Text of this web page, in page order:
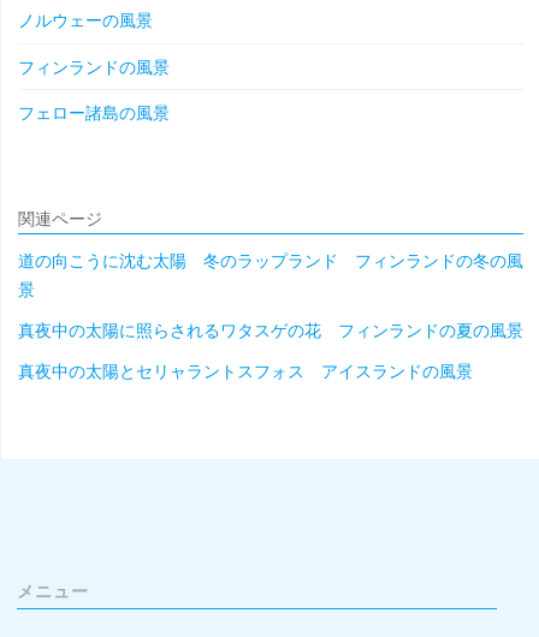
ノルウェーの風景
フィンランドの風景
フェロー諸島の風景
関連ページ
道の向こうに沈む太陽 冬のラップランド フィンランドの冬の風
景
真夜中の太陽に照らされるワタスゲの花 フィンランドの夏の風景
真夜中の太陽とセリャラントスフォス アイスランドの風景
メニュー